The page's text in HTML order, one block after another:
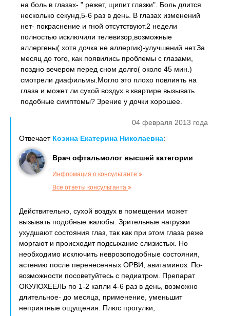
на боль в глазах- " режет, щипит глазки". Боль длится
несколько секунд,5-6 раз в день. В глазах изменений
нет- покраснение и гной отсутствуют.2 недели
полностью исключили телевизор,возможные
аллергены( хотя дочка не аллергик)-улучшений нет.За
месяц до того, как появились проблемы с глазами,
поздно вечером перед сном долго( около 45 мин.)
смотрели диафильмы.Могло это плохо повлиять на
глаза и может ли сухой воздух в квартире вызывать
подобные симптомы? Зрение у дочки хорошее.
04 февраля 2013 года
Отвечает Козина Екатерина Николаевна:
Врач офтальмолог высшей категории
Информация о консультанте
Все ответы консультанта
Действительно, сухой воздух в помещении может
вызывать подобные жалобы. Зрительные нагрузки
ухудшают состояния глаз, так как при этом глаза реже
моргают и происходит подсыхание слизистых. Но
необходимо исключить неврозоподобные состояния,
астению после перенесенных ОРВИ, авитаминоз. По-
возможности посоветуйтесь с педиатром. Препарат
ОКУЛОХЕЕЛЬ по 1-2 капли 4-6 раз в день, возможно
длительное- до месяца, применение, уменьшит
неприятные ощущения. Плюс прогулки,